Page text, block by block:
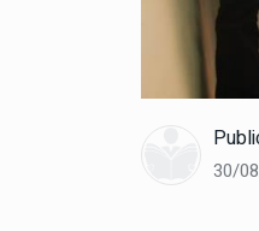
30/